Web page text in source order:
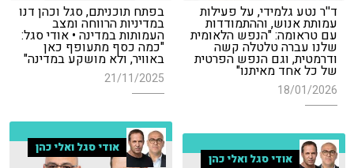
ד''ר נטע גלמידי, על פעילות
עמותת אנוש, וההתמודדות
עם טראומה: "הנפש הלאומית
שלנו עברה טלטלה קשה
ודרמטית, וגם הנפש הפרטית
של כל אחד מאיתנו"
18/01/2026
בפתח תוכניתם, סגל וכהן דנו
במדיניות הרווחה ומצב
העמותות במדינה • אודי סגל:
"כמה כסף מתעופף כאן
באוויר, ולא מושקע במדינה"
21/11/2025
אודי סגל ואלי כהן
אודי סגל ואלי כהן